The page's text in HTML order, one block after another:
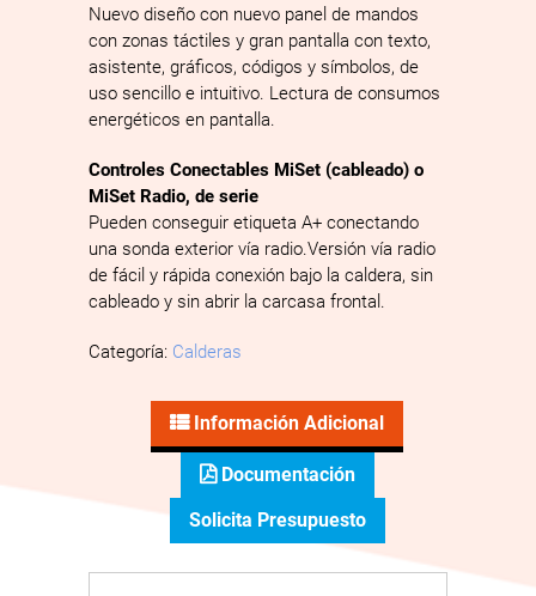
Nuevo diseño con nuevo panel de mandos
con zonas táctiles y gran pantalla con texto,
asistente, gráficos, códigos y símbolos, de
uso sencillo e intuitivo. Lectura de consumos
energéticos en pantalla.
Controles Conectables MiSet (cableado) o
MiSet Radio, de serie
Pueden conseguir etiqueta A+ conectando
una sonda exterior vía radio.Versión vía radio
de fácil y rápida conexión bajo la caldera, sin
cableado y sin abrir la carcasa frontal.
Categoría: Calderas
Información Adicional
Documentación
Solicita Presupuesto